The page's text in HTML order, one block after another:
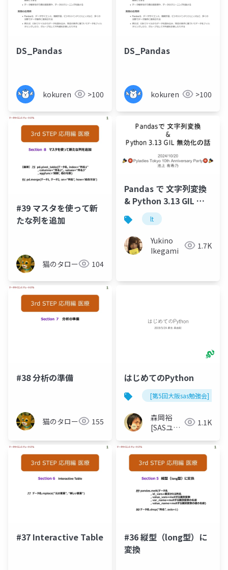
DS_Pandas
kokuren >100
DS_Pandas
kokuren >100
#39 マスタを使って新
たな列を追加
猫のタロー 104
Pandas で 文字列変換
& Python 3.13 GIL 無
効化の話
lt
Yukino
Ikegami
1.7K
#38 分析の準備
猫のタロー 155
はじめてのPython
[第5回大阪sas勉強会]
森岡裕
[SASユー
1.1K
#37 Interactive Table
#36 縦型（long型）に
変換